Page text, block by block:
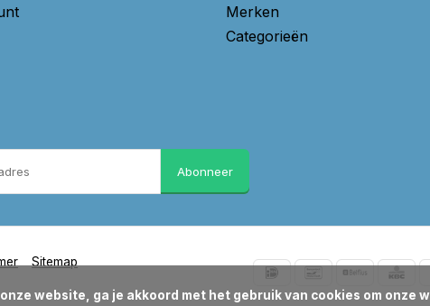
Merken
Categorieën
Abonneer
Sitemap